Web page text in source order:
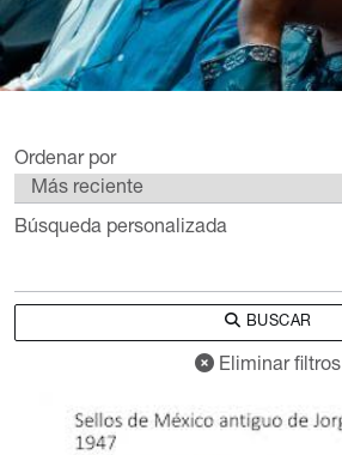
Ordenar por
Búsqueda personalizada
BUSCAR
Eliminar filtros